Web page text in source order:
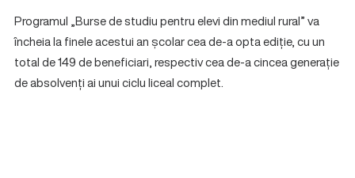
Programul „Burse de studiu pentru elevi din mediul rural” va
încheia la finele acestui an școlar cea de-a opta ediție, cu un
total de 149 de beneficiari, respectiv cea de-a cincea generație
de absolvenți ai unui ciclu liceal complet.